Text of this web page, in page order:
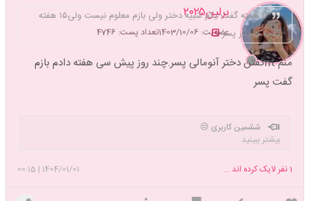
برلین۲۰۲۵
عضویت: 1403/10/06 تعداد پست: 4746
۱۲ هفته گفت یکم شبیه دختر ولی بازم معلوم نیست ولی۱۵ هفته
گفت چندبار پسر
منم ntگفتن دختر آنومالی پسر.چند روز پیش سی هفته دادم بازم
گفت پسر
ششمین کاربری 😒
بیشتر ببینید
1404/01/01
|
00:15 1نفر لایک کرده اند ...